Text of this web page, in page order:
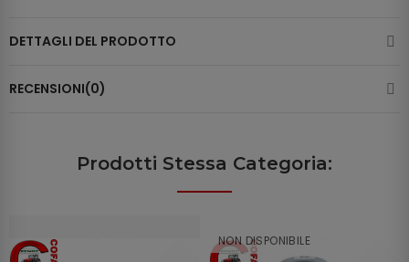
DETTAGLI DEL PRODOTTO
RECENSIONI(0)
Prodotti Stessa Categoria:
NON DISPONIBILE